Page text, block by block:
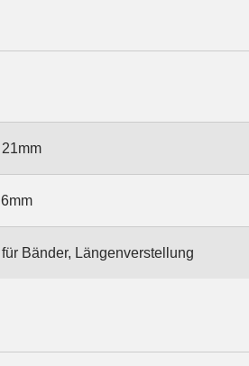
21mm
6mm
für Bänder, Längenverstellung